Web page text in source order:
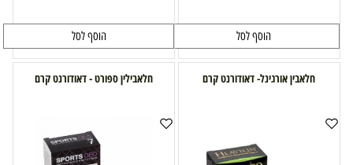
הוסף לסל הוסף לסל
חלאבין אורגינל- דאודורנט קרם חלאבילין ספורט - דאודורנט קרם